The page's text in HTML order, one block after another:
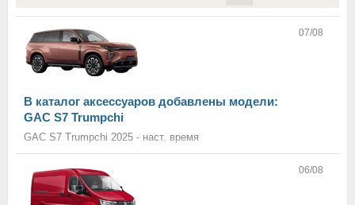
07/08
В каталог аксессуаров добавлены модели:
GAC S7 Trumpchi
GAC S7 Trumpchi 2025 - наст. время
06/08